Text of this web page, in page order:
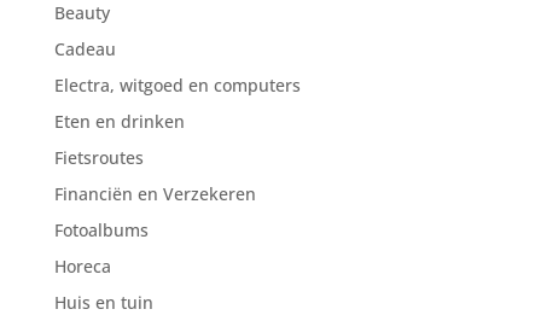
Beauty
Cadeau
Electra, witgoed en computers
Eten en drinken
Fietsroutes
Financiën en Verzekeren
Fotoalbums
Horeca
Huis en tuin